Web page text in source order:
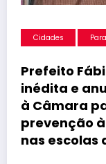
Cidades
Prefeito
inédita e
à Câmara
prevenção
nas escolas